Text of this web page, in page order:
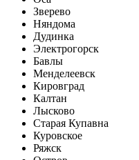
Зверево
Няндома
Дудинка
Электрогорск
Бавлы
Менделеевск
Кировград
Калтан
Лысково
Старая Купавна
Куровское
Ряжск